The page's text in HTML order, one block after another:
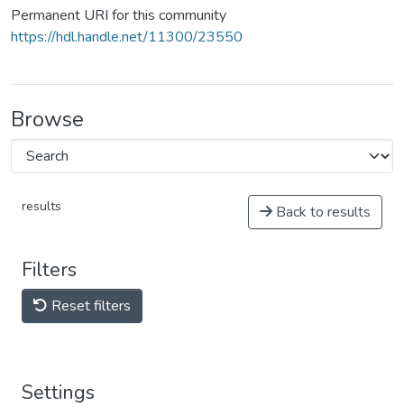
Permanent URI for this community
https://hdl.handle.net/11300/23550
Browse
results Back to results
Filters
Reset filters
Settings